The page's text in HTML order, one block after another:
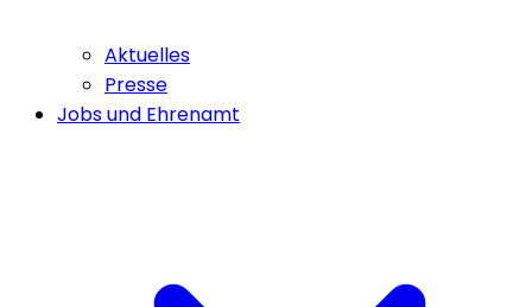
Aktuelles
Presse
Jobs und Ehrenamt